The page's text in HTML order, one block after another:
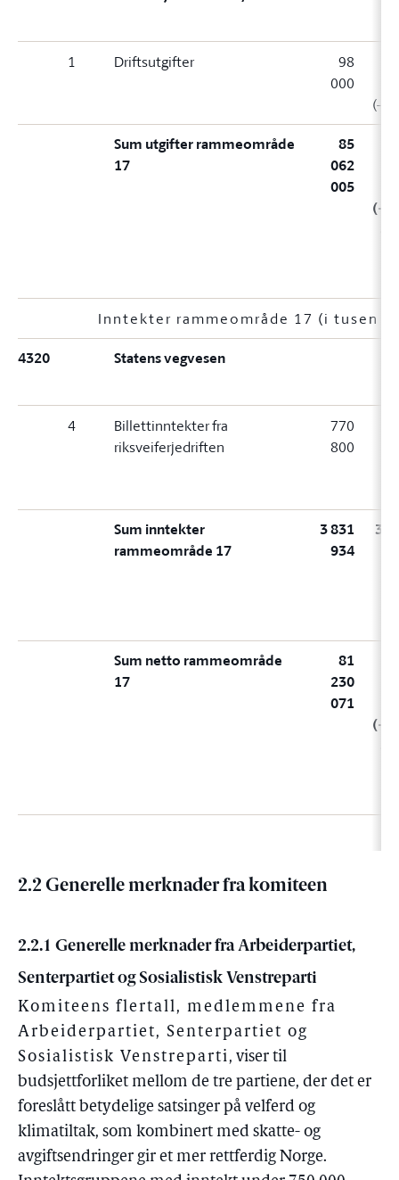
1 Driftsutgifter
98
000
(-
Sum utgifter rammeområde
17
85
062
005
Inntekter rammeområde 17 (i tusen
4320 Statens vegvesen
4
Billettinntekter fra
riksveiferjedriften
770
800
Sum inntekter
rammeområde 17
3 831
934
3
Sum netto rammeområde
17
81
230
071
2.2 Generelle merknader fra komiteen
2.2.1 Generelle merknader fra Arbeiderpartiet,
Senterpartiet og Sosialistisk Venstreparti
Komiteens flertall, medlemmene fra
Arbeiderpartiet, Senterpartiet og
Sosialistisk Venstreparti, viser til
budsjettforliket mellom de tre partiene, der det er
foreslått betydelige satsinger på velferd og
klimatiltak, som kombinert med skatte- og
avgiftsendringer gir et mer rettferdig Norge.